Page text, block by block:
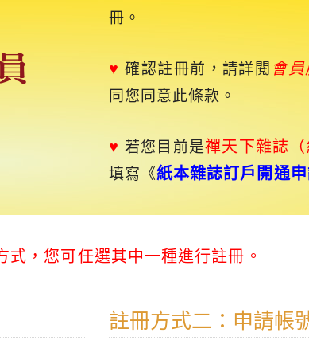
冊。
♥確認註冊前，請詳閱 會
同您同意此條款。
♥ 若您目前是禪天下雜誌
填寫《紙本雜誌訂戶開通
式，您可任選其中一種進行註冊。
註冊方式二：申請帳